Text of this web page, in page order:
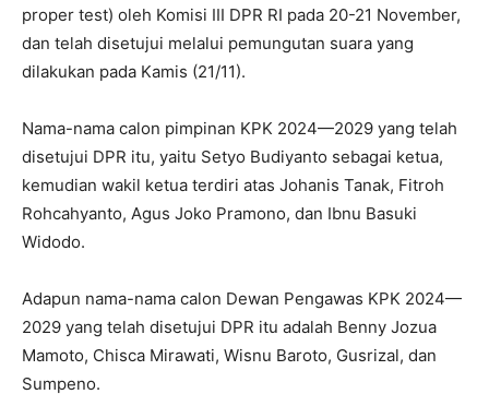
proper test) oleh Komisi III DPR RI pada 20-21 November,
dan telah disetujui melalui pemungutan suara yang
dilakukan pada Kamis (21/11).
Nama-nama calon pimpinan KPK 2024—2029 yang telah
disetujui DPR itu, yaitu Setyo Budiyanto sebagai ketua,
kemudian wakil ketua terdiri atas Johanis Tanak, Fitroh
Rohcahyanto, Agus Joko Pramono, dan Ibnu Basuki
Widodo.
Adapun nama-nama calon Dewan Pengawas KPK 2024—
2029 yang telah disetujui DPR itu adalah Benny Jozua
Mamoto, Chisca Mirawati, Wisnu Baroto, Gusrizal, dan
Sumpeno.